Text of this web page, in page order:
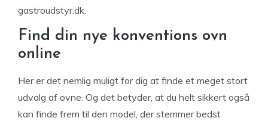
gastroudstyr.dk.
Find din nye konventions ovn
online
Her er det nemlig muligt for dig at finde et meget stort
udvalg af ovne. Og det betyder, at du helt sikkert også
kan finde frem til den model, der stemmer bedst